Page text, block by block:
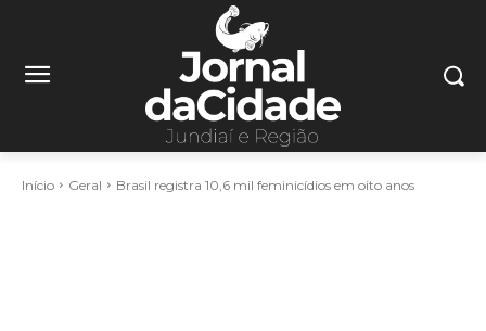
Início Geral Brasil registra 10,6 mil feminicídios em oito anos